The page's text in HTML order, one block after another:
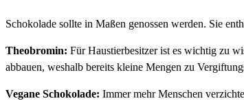
Schokolade sollte in Maßen genossen werden. Sie
Theobromin: Für Haustierbesitzer ist es wichtig zu
abbauen, weshalb bereits kleine Mengen zu
Vegane Schokolade: Immer mehr Menschen